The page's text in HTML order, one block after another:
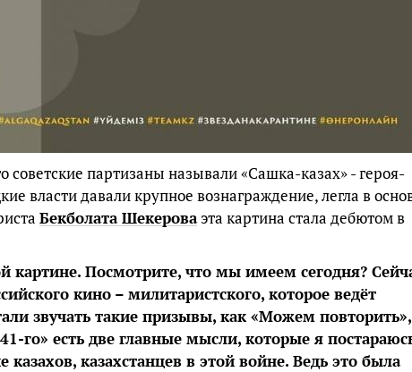
советские партизаны называли «Сашка-казах» - героя-
власти давали крупное вознаграждение, легла в
Бекболата Шекероваэта картина стала дебютом в
картине. Посмотрите, что мы имеем сегодня?
кино – милитаристского, которое ведёт
звучать такие призывы, как «Можем повторить»,
го» есть две главные мысли, которые я
казахов, казахстанцев в этой войне. Ведь это была